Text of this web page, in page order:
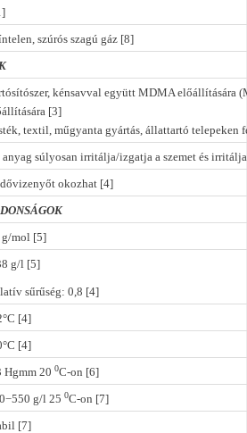
szúrós szagú gáz [8]
kénsavval együtt MDMA
[3]
textil, műgyanta gyártás, állattartó telepeken
anyag súlyosan irritálja/izgatja a szemet és
okozhat [4]
g/mol [5]
g/l [5]
sűrűség: 0,8 [4]
[4]
[4]
Hgmm 20 0C-on [6]
g/l 25 0C-on [7]
[7]